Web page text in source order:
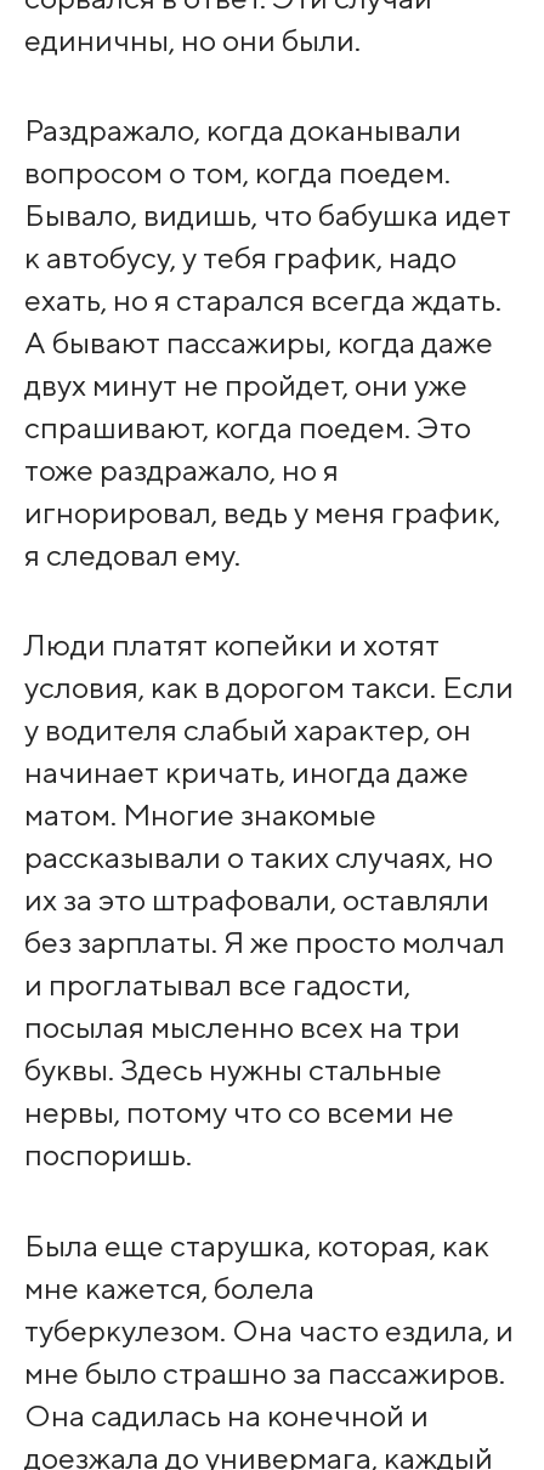
единичны, но они были.
Раздражало, когда доканывали
вопросом о том, когда поедем.
Бывало, видишь, что бабушка идет
к автобусу, у тебя график, надо
ехать, но я старался всегда ждать.
А бывают пассажиры, когда даже
двух минут не пройдет, они уже
спрашивают, когда поедем. Это
тоже раздражало, но я
игнорировал, ведь у меня график,
я следовал ему.
Люди платят копейки и хотят
условия, как в дорогом такси. Если
у водителя слабый характер, он
начинает кричать, иногда даже
матом. Многие знакомые
рассказывали о таких случаях, но
их за это штрафовали, оставляли
без зарплаты. Я же просто молчал
и проглатывал все гадости,
посылая мысленно всех на три
буквы. Здесь нужны стальные
нервы, потому что со всеми не
поспоришь.
Была еще старушка, которая, как
мне кажется, болела
туберкулезом. Она часто ездила, и
мне было страшно за пассажиров.
Она садилась на конечной и
доезжала до универмага, каждый